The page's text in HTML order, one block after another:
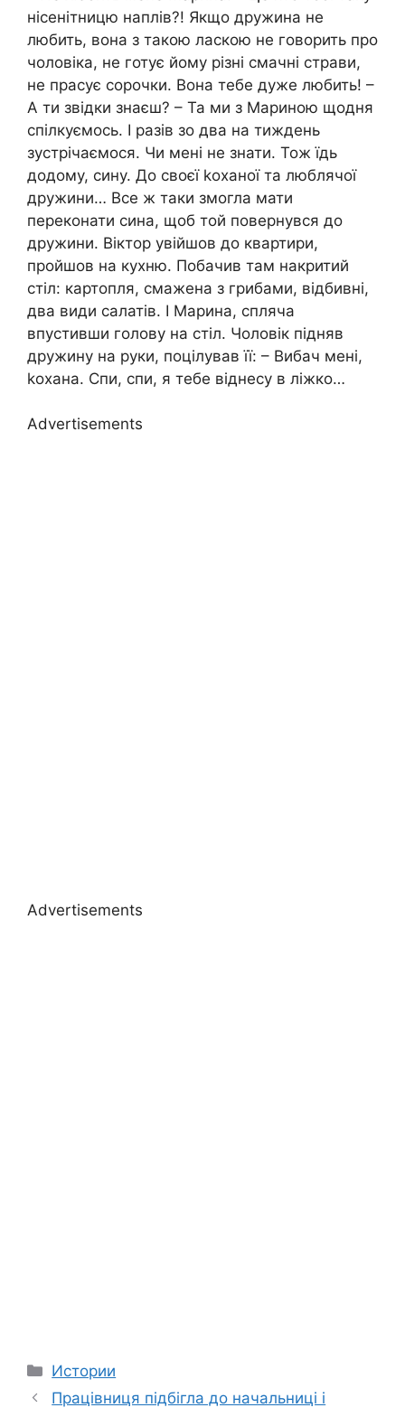
нісенітницю наплів?! Якщо дружина не
любить, вона з такою ласкою не говорить про
чоловіка, не готує йому різні смачні страви,
не прасує сорочки. Вона тебе дуже любить! –
А ти звідки знаєш? – Та ми з Мариною щодня
спілкуємось. І разів зо два на тиждень
зустрічаємося. Чи мені не знати. Тож їдь
додому, сину. До своєї kоханої та люблячої
дружини… Все ж таки змогла мати
переконати сина, щоб той повернувся до
дружини. Віктор увійшов до квартири,
пройшов на кухню. Побачив там накритий
стіл: картопля, смажена з грибами, відбивні,
два види салатів. І Марина, спляча
впустивши голову на стіл. Чоловік підняв
дружину на руки, поцілував її: – Вибач мені,
kохана. Спи, спи, я тебе віднесу в ліжко…
Advertisements
Advertisements
Categories
Истории
Працівниця підбігла до начальниці і